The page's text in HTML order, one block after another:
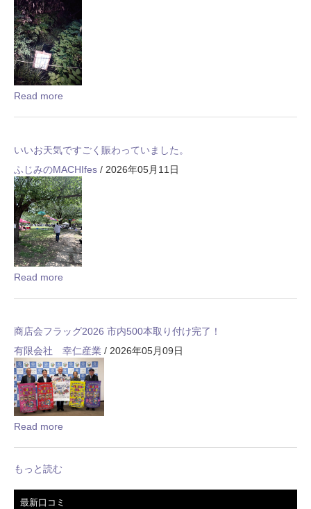
Read more
いいお天気ですごく賑わっていました。
ふじみのMACHIfes / 2026年05月11日
Read more
商店会フラッグ2026 市内500本取り付け完了！
有限会社 幸仁産業 / 2026年05月09日
Read more
もっと読む
最新口コミ